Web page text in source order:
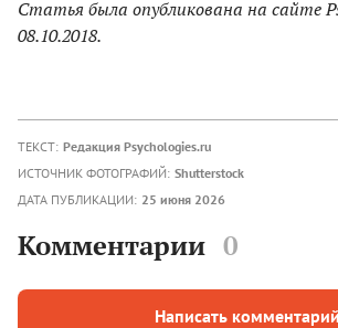
Статья была опубликована на сайте
08.10.2018.
ТЕКСТ: Редакция Psychologies.ru
ИСТОЧНИК ФОТОГРАФИЙ: Shutterstock
ДАТА ПУБЛИКАЦИИ: 25 июня 2026
Комментарии 0
Написать комментарий